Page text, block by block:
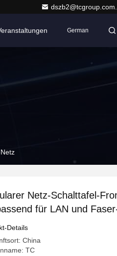
German
Netz-Schalttafel-
für LAN und
Details
China
TC